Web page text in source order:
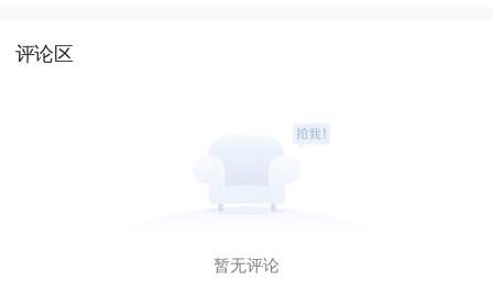
评论区
暂无评论